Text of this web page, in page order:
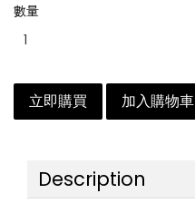
數量
立即購買 加入購物車
Description